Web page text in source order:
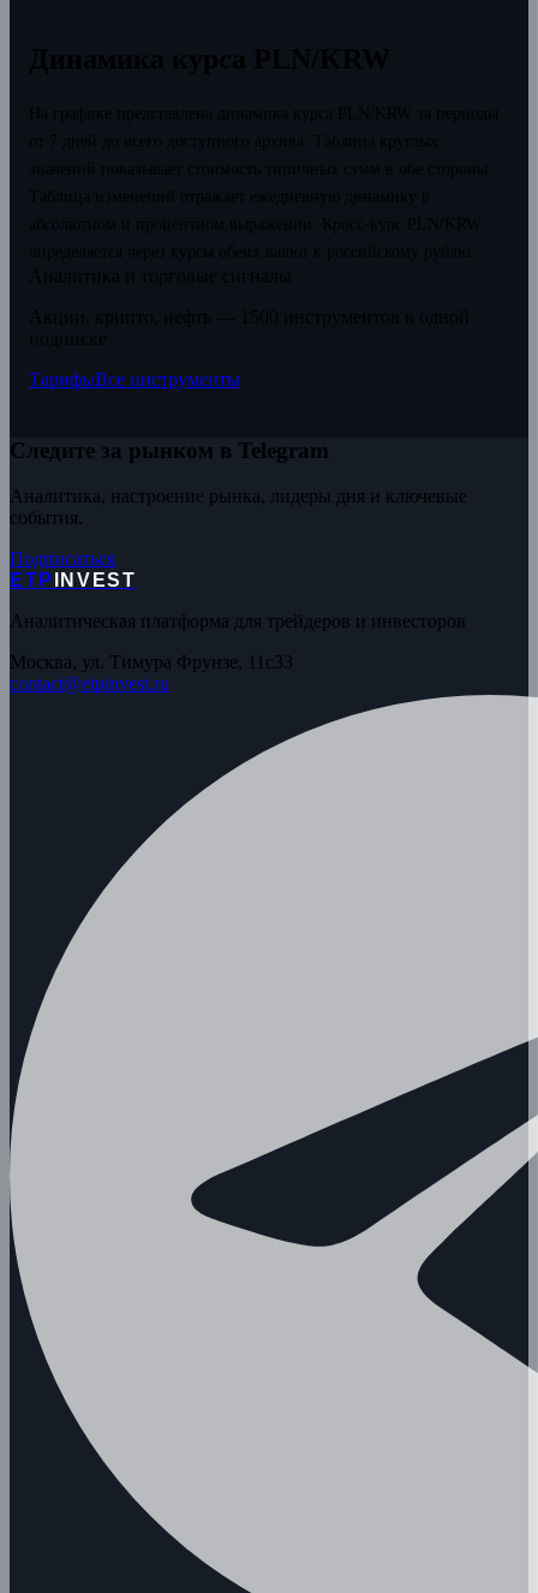
ТарифыВсе инструменты
Следите за рынком в Telegram
Аналитика, настроение рынка, лидеры дня и ключевые
события.
Подписаться
ETP
INVEST
Аналитическая платформа для трейдеров и инвесторов
Москва, ул. Тимура Фрунзе, 11с33
contact@etpinvest.ru